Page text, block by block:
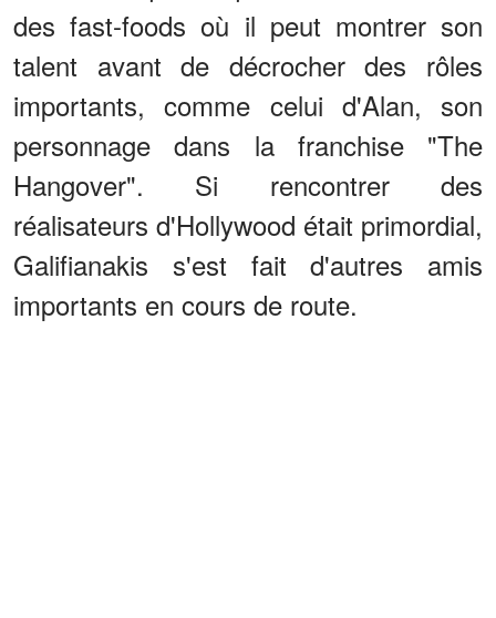
des fast-foods où il peut montrer son
talent avant de décrocher des rôles
importants, comme celui d'Alan, son
personnage dans la franchise "The
Hangover". Si rencontrer des
réalisateurs d'Hollywood était primordial,
Galifianakis s'est fait d'autres amis
importants en cours de route.